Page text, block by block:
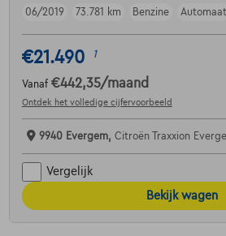
06/2019
73.781 km Benzine Automaat
€21.490 1
Vanaf €442,35/maand
Ontdek het volledige cijfervoorbeeld
9940 Evergem, Citroën Traxxion
Vergelijk
Bekijk wagen